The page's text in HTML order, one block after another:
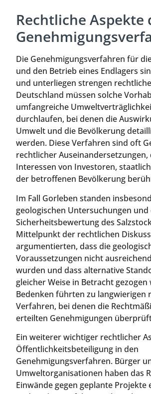
Rechtliche Aspekte
Die Genehmigungsverfahren für
und den Betrieb eines Endlagers
und unterliegen strengen
Deutschland müssen solche
umfangreiche
durchlaufen, bei denen die
Umwelt und die Bevölkerung
werden. Diese Verfahren sind oft
rechtlicher Auseinandersetzungen,
Interessen von Investoren,
der betroffenen Bevölkerung
Im Fall Gorleben standen
geologischen Untersuchungen und
Sicherheitsbewertung des
Mittelpunkt der rechtlichen
argumentierten, dass die
Voraussetzungen nicht
wurden und dass alternative
gleicher Weise in Betracht gezogen
Bedenken führten zu langwierigen
Verfahren, bei denen die
erteilten Genehmigungen
Ein weiterer wichtiger rechtlicher
Öffentlichkeitsbeteiligung in den
Genehmigungsverfahren. Bürger
Umweltorganisationen haben das
Einwände gegen geplante Projekte